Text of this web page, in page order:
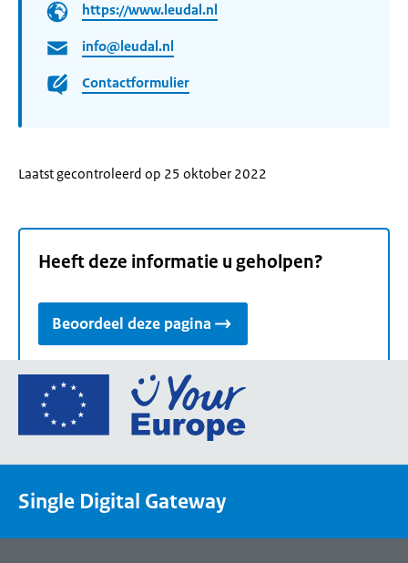
https://www.leudal.nl
info@leudal.nl
Contactformulier
Laatst gecontroleerd op 25 oktober 2022
Heeft deze informatie u geholpen?
Beoordeel deze pagina
Ga
de
een
Single Digital Gateway